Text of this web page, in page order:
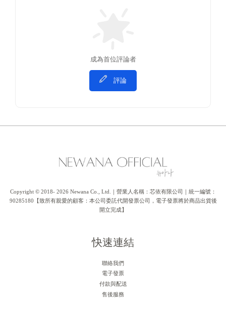
成為首位評論者
評論
Copyright © 2018- 2026 Newana Co., Ltd.｜營業人名稱：芯依有限公司｜統一編號：
90285180【致所有親愛的顧客：本公司委託代開發票公司，電子發票將於商品出貨後
開立完成】
快速連結
聯絡我們
電子發票
付款與配送
售後服務